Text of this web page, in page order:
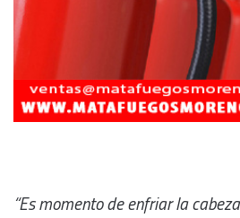
“Es momento de enfriar la